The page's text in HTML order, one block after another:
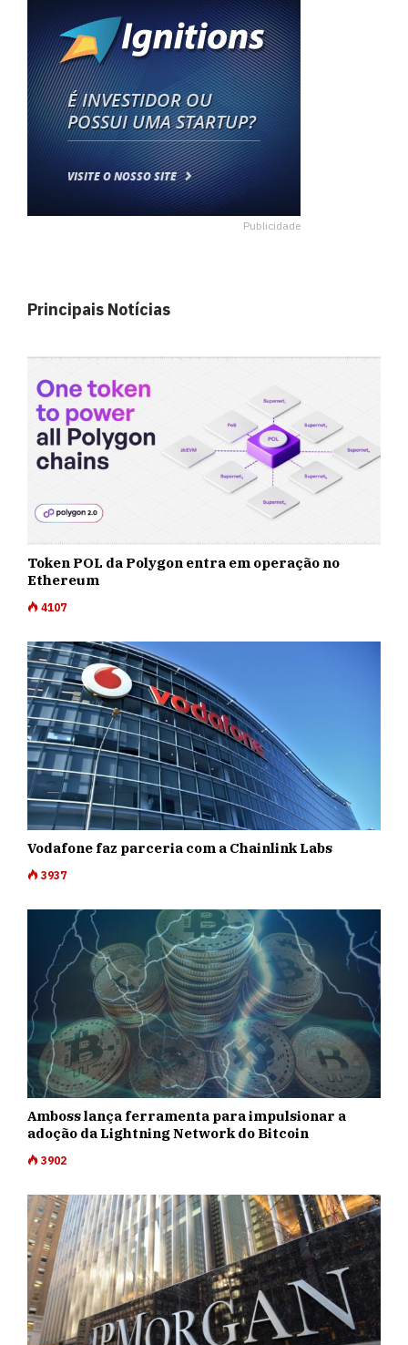
Publicidade
Principais Notícias
Token POL da Polygon entra em operação no
Ethereum
4107
Vodafone faz parceria com a Chainlink Labs
3937
Amboss lança ferramenta para impulsionar a
adoção da Lightning Network do Bitcoin
3902